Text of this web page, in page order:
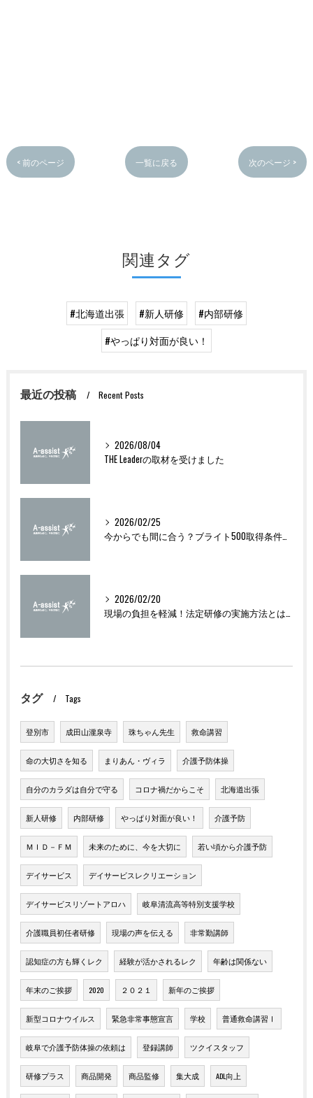
< 前のページ 一覧に戻る 次のページ >
関連タグ
#北海道出張 #新人研修
#内部研修
#やっぱり対面が良い！
最近の投稿 Recent Posts
2026/08/04
THE Leaderの取材を受けました
2026/02/25
今からでも間に合う？ブライト500取得条件をわかりやすく解説
2026/02/20
現場の負担を軽減！法定研修の実施方法とは？
タグ Tags
登別市 成田山瀧泉寺 珠ちゃん先生 救命講習
命の大切さを知る まりあん・ヴィラ 介護予防体操
自分のカラダは自分で守る コロナ禍だからこそ 北海道出張
新人研修 内部研修 やっぱり対面が良い！ 介護予防
ＭＩＤ－ＦＭ 未来のために、今を大切に 若い頃から介護予防
デイサービス デイサービスレクリエーション
デイサービスリゾートアロハ 岐阜清流高等特別支援学校
介護職員初任者研修 現場の声を伝える 非常勤講師
認知症の方も輝くレク 経験が活かされるレク 年齢は関係ない
年末のご挨拶 2020 ２０２１ 新年のご挨拶
新型コロナウイルス 緊急非常事態宣言 学校 普通救命講習Ⅰ
岐阜で介護予防体操の依頼は 登録講師 ツクイスタッフ
研修プラス 商品開発 商品監修 集大成 ADL向上